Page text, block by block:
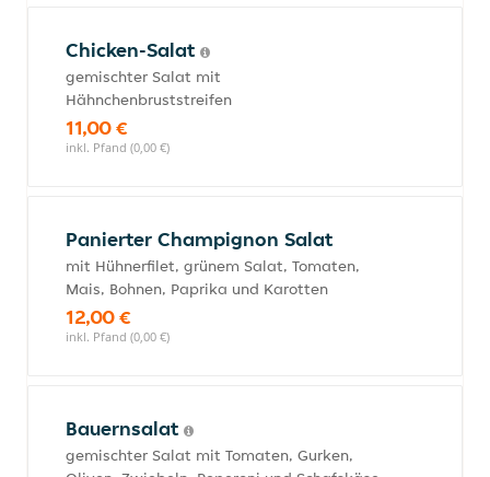
Chicken-Salat
gemischter Salat mit
Hähnchenbruststreifen
11,00 €
inkl. Pfand (0,00 €)
Panierter Champignon Salat
mit Hühnerfilet, grünem Salat, Tomaten,
Mais, Bohnen, Paprika und Karotten
12,00 €
inkl. Pfand (0,00 €)
Bauernsalat
gemischter Salat mit Tomaten, Gurken,